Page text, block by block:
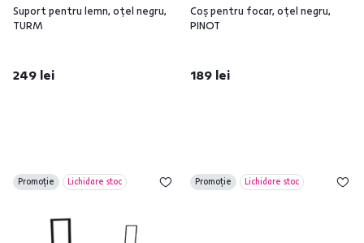
Suport pentru lemn, oţel negru,
TURM
249 lei
Coş pentru focar, oţel negru,
PINOT
189 lei
Promoție Lichidare stoc Promoție Lichidare stoc